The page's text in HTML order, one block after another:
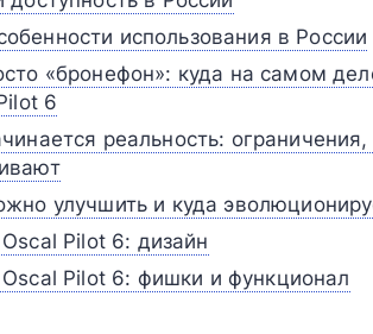
использования в России
«бронефон»: куда на самом
6
реальность:
улучшить и куда
Pilot 6: дизайн
Pilot 6: фишки и функционал